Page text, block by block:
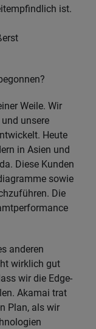
ist.
Weile. Wir
unsere
Heute
in Asien und
Diese Kunden
sowie
Die
anderen
wirklich gut
wir die Edge-
Akamai trat
Plan, als wir